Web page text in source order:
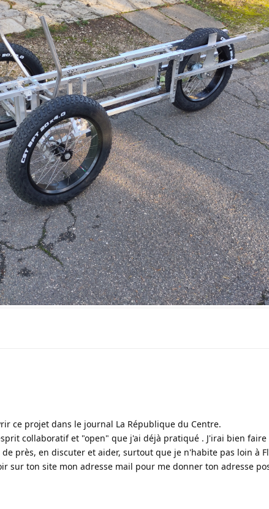
ce projet dans le journal La République du Centre.
collaboratif et "open" que j'ai déjà pratiqué . J'irai bien
près, en discuter et aider, surtout que je n'habite pas loin à
sur ton site mon adresse mail pour me donner ton adresse